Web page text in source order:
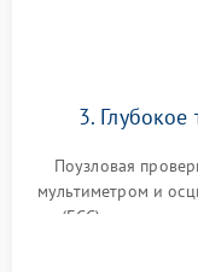
3.
Поузловая
мультиметром и
(ECC) и